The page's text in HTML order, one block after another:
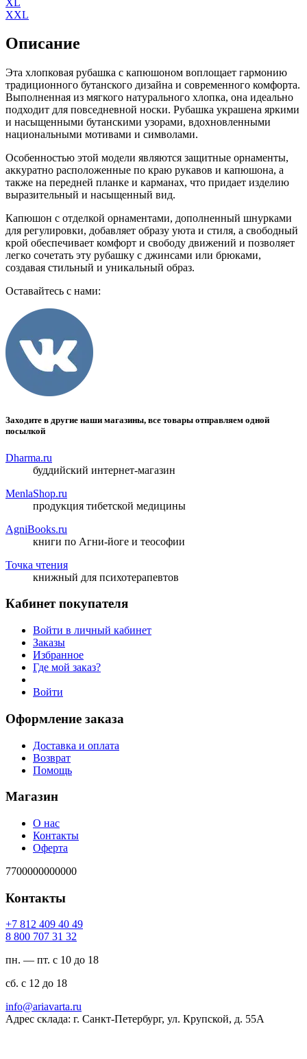
XXL
Описание
Эта хлопковая рубашка с капюшоном воплощает гармонию
традиционного бутанского дизайна и современного комфорта.
Выполненная из мягкого натурального хлопка, она идеально
подходит для повседневной носки. Рубашка украшена яркими
и насыщенными бутанскими узорами, вдохновленными
национальными мотивами и символами.
Особенностью этой модели являются защитные орнаменты,
аккуратно расположенные по краю рукавов и капюшона, а
также на передней планке и карманах, что придает изделию
выразительный и насыщенный вид.
Капюшон с отделкой орнаментами, дополненный шнурками
для регулировки, добавляет образу уюта и стиля, а свободный
крой обеспечивает комфорт и свободу движений и позволяет
легко сочетать эту рубашку с джинсами или брюками,
создавая стильный и уникальный образ.
Оставайтесь с нами:
Заходите в другие наши магазины, все товары отправляем одной
посылкой
Dharma.ru
буддийский интернет-магазин
MenlaShop.ru
продукция тибетской медицины
AgniBooks.ru
книги по Агни-йоге и теософии
Точка чтения
книжный для психотерапевтов
Кабинет покупателя
Войти в личный кабинет
Заказы
Избранное
Где мой заказ?
Войти
Оформление заказа
Доставка и оплата
Возврат
Помощь
Магазин
О нас
Контакты
Оферта
7700000000000
Контакты
94 04 904 218 7+
23 13 707 008 8
пн. — пт. с 10 до 18
сб. с 12 до 18
ur.atravaira@ofni
Адрес склада: г. Санкт-Петербург, ул. Крупской, д. 55А